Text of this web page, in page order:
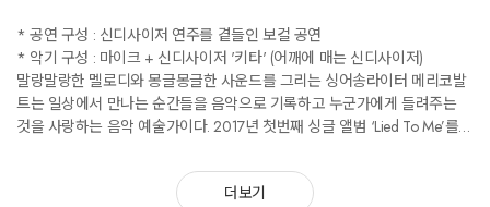
* 공연 구성 : 신디사이저 연주를 곁들인 보컬 공연
* 악기 구성 : 마이크 + 신디사이저 '키타' (어깨에 매는 신디사이저)
말랑말랑한 멜로디와 몽글몽글한 사운드를 그리는 싱어송라이터 메리코발
트는 일상에서 만나는 순간들을 음악으로 기록하고 누군가에게 들려주는
것을 사랑하는 음악 예술가이다. 2017년 첫번째 싱글 앨범 ‘Lied To Me’를
Cobalt Blue_#00498c]’ 을 발표했다. 소통형 음악 활동을 지향하는 메리코
발트는 음반과 온.오프라인 공연, 온라인 콘텐츠 제작으로 대중들과 소통한
더보기